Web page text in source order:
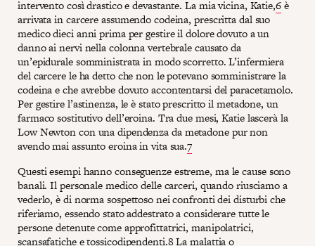
intervento così drastico e devastante. La mia vicina, Katie,6è
arrivata in carcere assumendo codeina, prescritta dal suo
medico dieci anni prima per gestire il dolore dovuto a un
danno ai nervi nella colonna vertebrale causato da
un’epidurale somministrata in modo scorretto. L’infermiera
del carcere le ha detto che non le potevano somministrare la
codeina e che avrebbe dovuto accontentarsi del paracetamolo.
Per gestire l’astinenza, le è stato prescritto il metadone, un
farmaco sostitutivo dell’eroina. Tra due mesi, Katie lascerà la
Low Newton con una dipendenza da metadone pur non
avendo mai assunto eroina in vita sua.7
Questi esempi hanno conseguenze estreme, ma le cause sono
banali. Il personale medico delle carceri, quando riusciamo a
vederlo, è di norma sospettoso nei confronti dei disturbi che
riferiamo, essendo stato addestrato a considerare tutte le
persone detenute come approfittatrici, manipolatrici,
scansafatiche e tossicodipendenti.8La malattia o